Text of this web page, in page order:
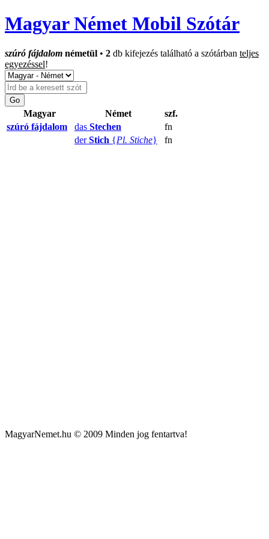
Magyar Német Mobil Szótár
szúró fájdalom németül • 2 db kifejezés található a szótárban teljes
egyezéssel!
Magyar Német
szf.
szúró fájdalom
das Stechen
fn
derStich {Pl. Stiche} fn
MagyarNemet.hu © 2009 Minden jog fentartva!